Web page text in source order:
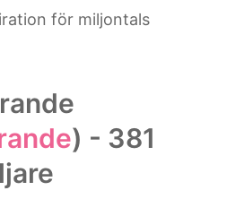
för miljontals
) - 381